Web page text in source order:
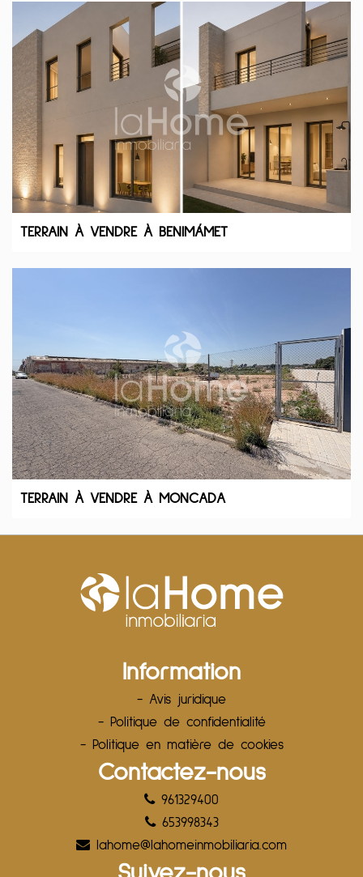
TERRAIN À VENDRE À BENIMÁMET
TERRAIN À VENDRE À MONCADA
Information
- Avis juridique
- Politique de confidentialité
- Politique en matière de cookies
Contactez-nous
961329400
653998343
lahome@lahomeinmobiliaria.com